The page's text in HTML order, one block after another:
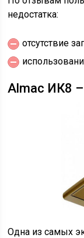
недостатка:
отсутствие
Almac ИК8
Одна из самых